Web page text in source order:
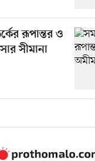
রূপান্তর ও
সীমানা